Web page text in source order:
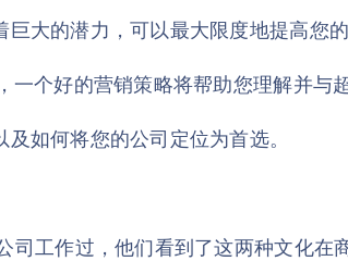
大的潜力，可以最大限度地提高您
个好的营销策略将帮助您理解并与
如何将您的公司定位为首选。
工作过，他们看到了这两种文化在